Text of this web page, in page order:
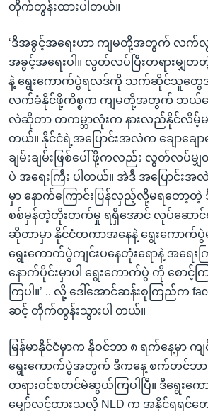
တိုက်တွန်းထားပါတယ်။
‘ဒီအခွင့်အရေးဟာ ကျမတို့အတွက် လက်
အခွင့်အရေးပါ။ လွတ်လပ်ပြီးတရားမျှတ
နဲ့ ရွေးကောက်ပွဲရလဒ်ကို သက်ဆိုင်သူတွေ
လက်ခံနိုင်ဖို့ကိစ္စက ကျမတို့အတွက် ဘယ်လ
လဲဆိုတာ တကမ္ဘာလုံးက နားလည်နိုင်လိမ့်မ
တယ်။ နိုင်ငံရဲ့အပြောင်းအလဲက ချောချော
ချမ်းချမ်းဖြစ်ပေါ်ဖို့ကလည်း လွတ်လပ်
ပဲ အရေးကြီး ပါတယ်။ အဲဒီ အပြောင်း
မှာ နောက်ကြောင်းပြန်လှည့်လို့မရတော့တဲ့
စစ်မှန်တဲ့တိုးတက်မှု ရရှိအောင် လုပ်ဆောင်
ဆိုတာမှာ နိုင်ငံတကာအနေနဲ့ ရွေးကောက်ပွဲ
ရွေးကောက်ပွဲကျင်းပနေတုံးရောနဲ့ အရေး
နောက်ပိုင်းမှာပါ ရွေးကောက်ပွဲ ကို စောင့်
ကြပါ။’ .. လို့ ဒေါ်အောင်ဆန်းစုကြည်က
ဆင့် တိုက်တွန်းသွားပါ တယ်။
မြန်မာနိုင်ငံမှာက နိုဝင်ဘာ ၈ ရက်နေ့မှာ က
ရွေးကောက်ပွဲအတွက် ဒီကနေ့ စက်တင်ဘာ
တရားဝင်စတင်မဲဆွယ်ကြပါပြီ။ ဒီရွေးကေ
မျှော်လင့်ထားသလို NLD က အနိုင်ရရင်တ